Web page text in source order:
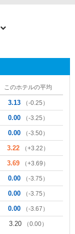
このホテルの平均
3.13 （-0.25）
0.00 （-3.25）
0.00 （-3.50）
3.22 （+3.22）
3.69 （+3.69）
0.00 （-3.75）
0.00 （-3.75）
0.00 （-3.67）
3.20 （0.00）